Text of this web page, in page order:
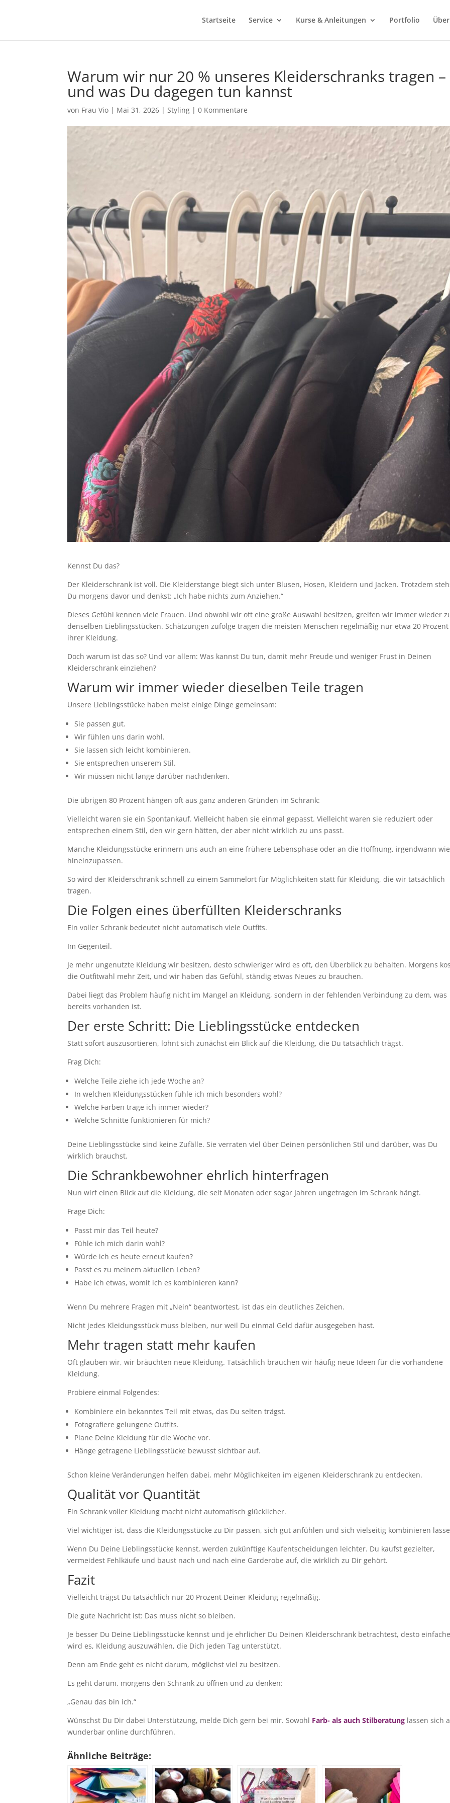
Startseite Service Kurse & Anleitungen Portfolio
Warum wir nur 20 % unseres Kleiderschranks tragen –
und was Du dagegen tun kannst
von Frau Vio | Mai 31, 2026 |Styling |0 Kommentare
Kennst Du das?
Der Kleiderschrank ist voll. Die Kleiderstange biegt sich unter Blusen, Hosen, Kleidern und Jacken. Trotzdem
Du morgens davor und denkst: „Ich habe nichts zum Anziehen.“
Dieses Gefühl kennen viele Frauen. Und obwohl wir oft eine große Auswahl besitzen, greifen wir immer wieder
denselben Lieblingsstücken. Schätzungen zufolge tragen die meisten Menschen regelmäßig nur etwa 20 Prozent
ihrer Kleidung.
Doch warum ist das so? Und vor allem: Was kannst Du tun, damit mehr Freude und weniger Frust in Deinen
Kleiderschrank einziehen?
Warum wir immer wieder dieselben Teile tragen
Unsere Lieblingsstücke haben meist einige Dinge gemeinsam:
Sie passen gut.
Wir fühlen uns darin wohl.
Sie lassen sich leicht kombinieren.
Sie entsprechen unserem Stil.
Wir müssen nicht lange darüber nachdenken.
Die übrigen 80 Prozent hängen oft aus ganz anderen Gründen im Schrank:
Vielleicht waren sie ein Spontankauf. Vielleicht haben sie einmal gepasst. Vielleicht waren sie reduziert oder
entsprechen einem Stil, den wir gern hätten, der aber nicht wirklich zu uns passt.
Manche Kleidungsstücke erinnern uns auch an eine frühere Lebensphase oder an die Hoffnung, irgendwann
hineinzupassen.
So wird der Kleiderschrank schnell zu einem Sammelort für Möglichkeiten statt für Kleidung, die wir tatsächlich
tragen.
Die Folgen eines überfüllten Kleiderschranks
Ein voller Schrank bedeutet nicht automatisch viele Outfits.
Im Gegenteil.
Je mehr ungenutzte Kleidung wir besitzen, desto schwieriger wird es oft, den Überblick zu behalten. Morgens
die Outfitwahl mehr Zeit, und wir haben das Gefühl, ständig etwas Neues zu brauchen.
Dabei liegt das Problem häufig nicht im Mangel an Kleidung, sondern in der fehlenden Verbindung zu dem, was
bereits vorhanden ist.
Der erste Schritt: Die Lieblingsstücke entdecken
Statt sofort auszusortieren, lohnt sich zunächst ein Blick auf die Kleidung, die Du tatsächlich trägst.
Frag Dich:
Welche Teile ziehe ich jede Woche an?
In welchen Kleidungsstücken fühle ich mich besonders wohl?
Welche Farben trage ich immer wieder?
Welche Schnitte funktionieren für mich?
Deine Lieblingsstücke sind keine Zufälle. Sie verraten viel über Deinen persönlichen Stil und darüber, was Du
wirklich brauchst.
Die Schrankbewohner ehrlich hinterfragen
Nun wirf einen Blick auf die Kleidung, die seit Monaten oder sogar Jahren ungetragen im Schrank hängt.
Frage Dich:
Passt mir das Teil heute?
Fühle ich mich darin wohl?
Würde ich es heute erneut kaufen?
Passt es zu meinem aktuellen Leben?
Habe ich etwas, womit ich es kombinieren kann?
Wenn Du mehrere Fragen mit „Nein“ beantwortest, ist das ein deutliches Zeichen.
Nicht jedes Kleidungsstück muss bleiben, nur weil Du einmal Geld dafür ausgegeben hast.
Mehr tragen statt mehr kaufen
Oft glauben wir, wir bräuchten neue Kleidung. Tatsächlich brauchen wir häufig neue Ideen für die vorhandene
Kleidung.
Probiere einmal Folgendes:
Kombiniere ein bekanntes Teil mit etwas, das Du selten trägst.
Fotografiere gelungene Outfits.
Plane Deine Kleidung für die Woche vor.
Hänge getragene Lieblingsstücke bewusst sichtbar auf.
Schon kleine Veränderungen helfen dabei, mehr Möglichkeiten im eigenen Kleiderschrank zu entdecken.
Qualität vor Quantität
Ein Schrank voller Kleidung macht nicht automatisch glücklicher.
Viel wichtiger ist, dass die Kleidungsstücke zu Dir passen, sich gut anfühlen und sich vielseitig kombinieren
Wenn Du Deine Lieblingsstücke kennst, werden zukünftige Kaufentscheidungen leichter. Du kaufst gezielter,
vermeidest Fehlkäufe und baust nach und nach eine Garderobe auf, die wirklich zu Dir gehört.
Fazit
Vielleicht trägst Du tatsächlich nur 20 Prozent Deiner Kleidung regelmäßig.
Die gute Nachricht ist: Das muss nicht so bleiben.
Je besser Du Deine Lieblingsstücke kennst und je ehrlicher Du Deinen Kleiderschrank betrachtest, desto
wird es, Kleidung auszuwählen, die Dich jeden Tag unterstützt.
Denn am Ende geht es nicht darum, möglichst viel zu besitzen.
Es geht darum, morgens den Schrank zu öffnen und zu denken:
„Genau das bin ich.“
Wünschst Du Dir dabei Unterstützung, melde Dich gern bei mir. Sowohl Farb- als auch Stilberatung lassen sich
wunderbar online durchführen.
Ähnliche Beiträge: